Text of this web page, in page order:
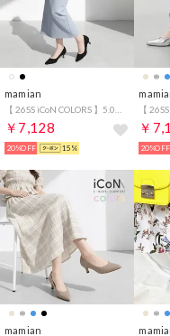
mamian
￥7,128
20%OFF 15%
￥
20%OFF
mamian